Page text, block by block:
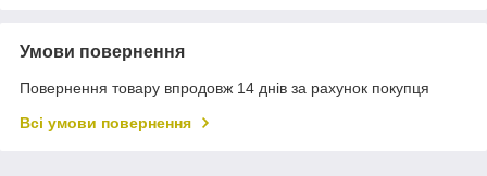
Умови повернення
Повернення товару впродовж 14 днів за рахунок покупця
Всі умови повернення